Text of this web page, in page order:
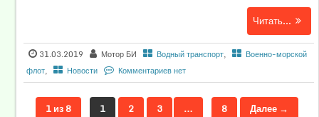
Читать...
31.03.2019 Мотор БИ Водный транспорт,
Военно-морской
флот, Новости Комментариев нет
1 из 8 1 2 3 … 8 Далее →